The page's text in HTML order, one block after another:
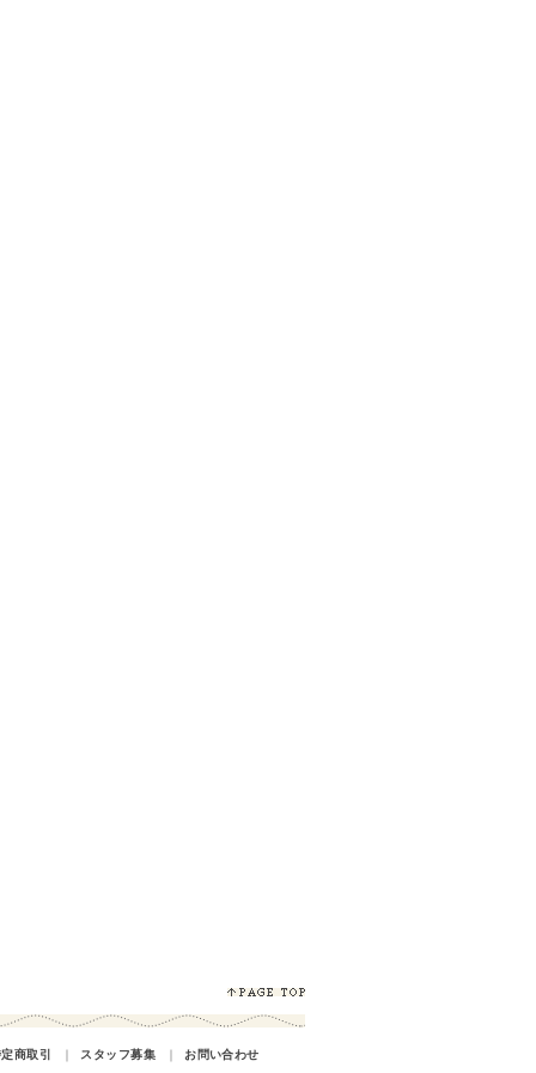
商取引 ｜ スタッフ募集 ｜ お問い合わせ